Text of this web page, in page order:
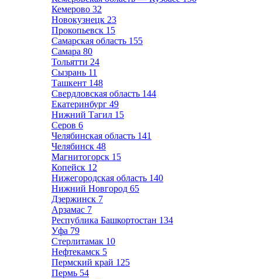
Кемерово 32
Новокузнецк 23
Прокопьевск 15
Самарская область 155
Самара 80
Тольятти 24
Сызрань 11
Ташкент 148
Свердловская область 144
Екатеринбург 49
Нижний Тагил 15
Серов 6
Челябинская область 141
Челябинск 48
Магнитогорск 15
Копейск 12
Нижегородская область 140
Нижний Новгород 65
Дзержинск 7
Арзамас 7
Республика Башкортостан 134
Уфа 79
Стерлитамак 10
Нефтекамск 5
Пермский край 125
Пермь 54